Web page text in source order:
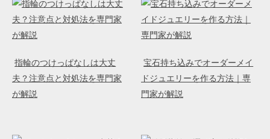
指輪のつけっぱなしは大丈
夫？注意点と対処法を専門家
が解説
宝石持ち込みでオーダーメイ
ドジュエリーを作る方法｜専
門家が解説